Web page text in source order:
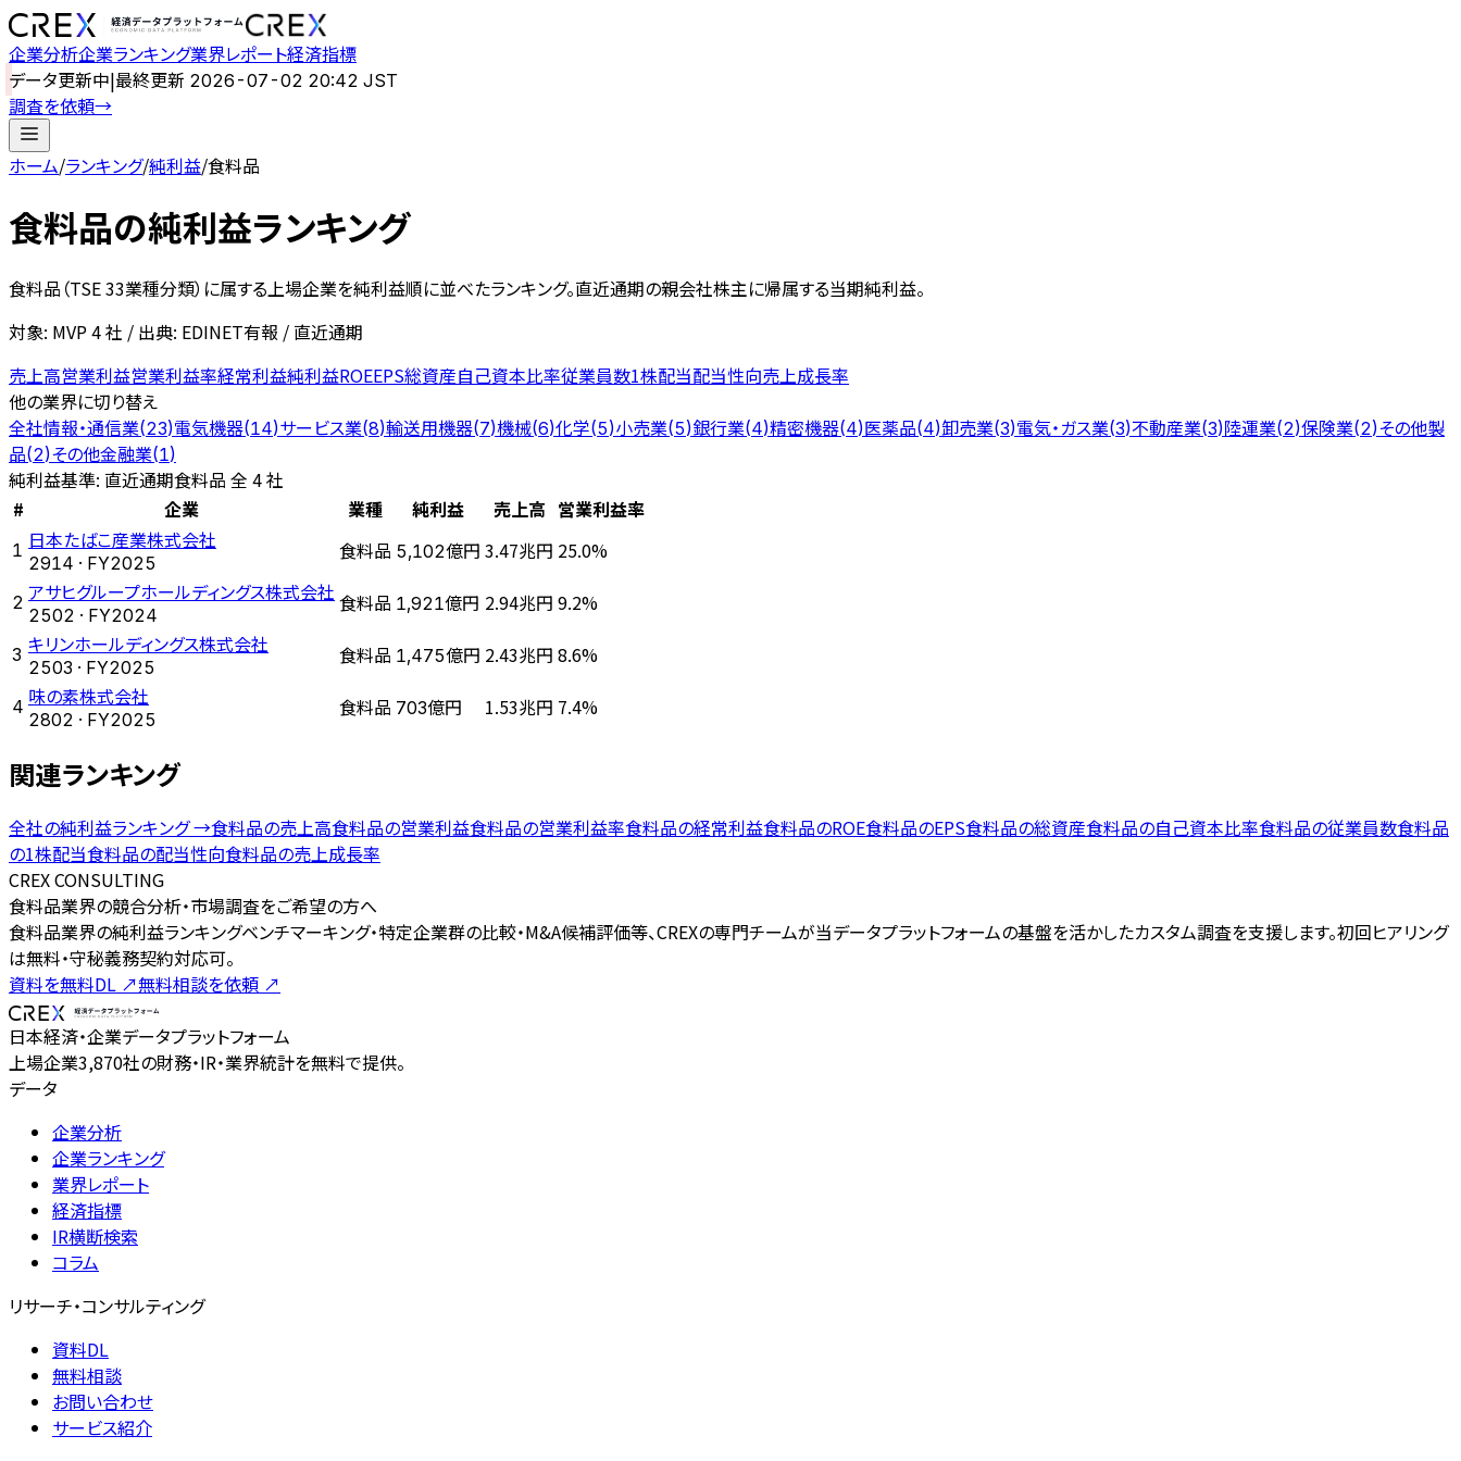
企業分析企業ランキング業界レポート経済指標
データ更新中|最終更新 2026-07-02 20:42 JST
調査を依頼→
ホーム/ランキング/純利益/食料品
食料品の純利益ランキング
食料品 （TSE 33業種分類）に属する上場企業を純利益順に並べたランキング。直近通期の親会社株主に帰属する当期純利益。
対象: MVP4社 / 出典: EDINET有報 / 直近通期
売上高営業利益営業利益率経常利益純利益ROEEPS総資産自己資本比率従業員数1株配当配当性向売上成長率
他の業界に切り替え
全社情報・通信業(23)電気機器(14)サービス業(8)輸送用機器(7)機械(6)化学(5)小売業(5)銀行業(4)精密機器(4)医薬品(4)卸売業(3)電気・ガス業(3)不動産業(3)陸運業(2)保険業(2)その他製
品(2)その他金融業(1)
純利益基準: 直近通期食料品 全 4 社
#
企業 業種 純利益 売上高 営業利益率
1 日本たばこ産業株式会社
2914 · FY2025 食料品 5,102億円 3.47兆円 25.0%
2 アサヒグループホールディングス株式会社
2502 · FY2024 食料品 1,921億円 2.94兆円 9.2%
3 キリンホールディングス株式会社
2503 · FY2025 食料品 1,475億円 2.43兆円 8.6%
4 味の素株式会社
2802 · FY2025 食料品 703億円 1.53兆円 7.4%
関連ランキング
全社の純利益ランキング→食料品の売上高食料品の営業利益食料品の営業利益率食料品の経常利益食料品のROE食料品のEPS食料品の総資産食料品の自己資本比率食料品の従業員数食料品
の1株配当食料品の配当性向食料品の売上成長率
CREX CONSULTING
食料品業界の競合分析・市場調査をご希望の方へ
食料品業界の純利益ランキングベンチマーキング・特定企業群の比較・M&A候補評価等、CREXの専門チームが当データプラットフォームの基盤を活かしたカスタム調査を支援します。初回ヒアリング
は無料・守秘義務契約対応可。
資料を無料DL ↗無料相談を依頼 ↗
日本経済・企業データプラットフォーム
上場企業3,870社の財務・IR・業界統計を無料で提供。
データ
企業分析
企業ランキング
業界レポート
経済指標
IR横断検索
コラム
リサーチ・コンサルティング
資料DL
無料相談
お問い合わせ
サービス紹介